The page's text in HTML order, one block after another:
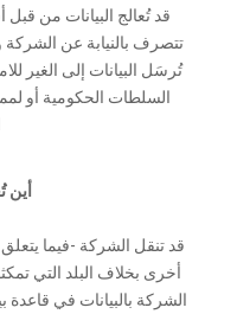
قد تُعالج البيانات من
تتصرف بالنيابة عن
تُرسَل البيانات إلى الغير
السلطات الحكومية أو
أين
قد تنقل الشركة -فيما يتعلق
أخرى بخلاف البلد التي
الشركة بالبيانات في قاعدة